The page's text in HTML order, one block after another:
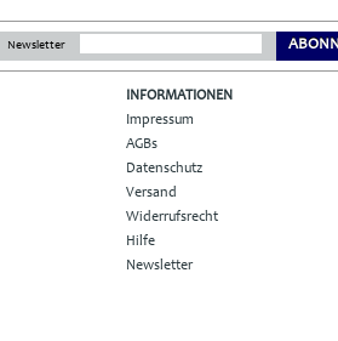
Newsletter
INFORMATIONEN
Impressum
AGBs
Datenschutz
Versand
Widerrufsrecht
Hilfe
Newsletter